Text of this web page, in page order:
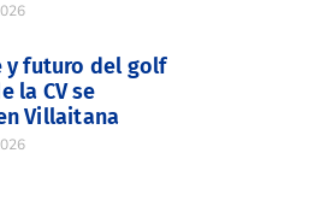
y futuro del golf
la CV se
Villaitana